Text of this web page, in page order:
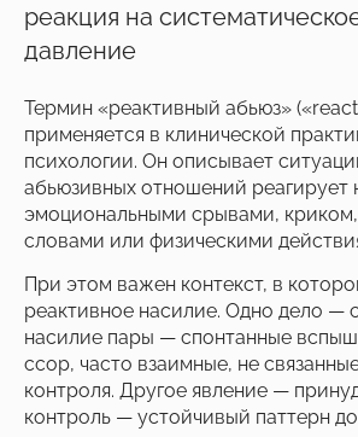
реакция на
давление
Термин «реактивный абьюз»
применяется в клинической
психологии. Он описывает
абьюзивных отношений реагирует
эмоциональными срывами,
словами или физическими
При этом важен контекст, в
реактивное насилие. Одно дело —
насилие пары — спонтанные
ссор, часто взаимные, не
контроля. Другое явление —
контроль — устойчивый паттерн